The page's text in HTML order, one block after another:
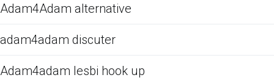
Adam4Adam alternative
adam4adam discuter
Adam4adam lesbi hook up